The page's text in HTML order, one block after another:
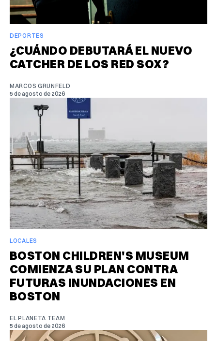
DEPORTES
¿CUÁNDO DEBUTARÁ EL NUEVO
CATCHER DE LOS RED SOX?
MARCOS GRUNFELD
5 de agosto de 2026
LOCALES
BOSTON CHILDREN'S MUSEUM
COMIENZA SU PLAN CONTRA
FUTURAS INUNDACIONES EN
BOSTON
EL PLANETA TEAM
5 de agosto de 2026